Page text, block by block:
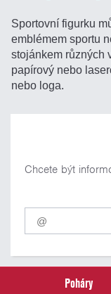
Sportovní figurku
emblémem sportu
stojánkem různých
papírový nebo
nebo loga.
Chcete být
Pro
odběr
našich
Poháry